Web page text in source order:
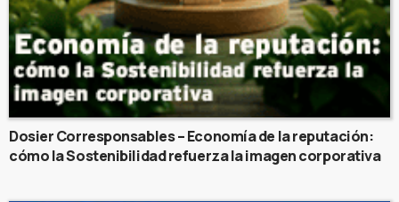
Dosier Corresponsables – Economía de la reputación:
cómo la Sostenibilidad refuerza la imagen corporativa